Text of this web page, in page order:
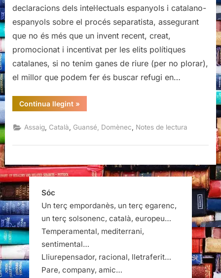
l’exili,
Guansé
declaracions dels intel·lectuals espanyols i catalano-
espanyols sobre el procés separatista, assegurant
que no és més que un invent recent, creat,
promocionat i incentivat per les elits polítiques
catalanes, si no tenim ganes de riure (per no plorar),
el millor que podem fer és buscar refugi en…
Continua llegint“Catalunya
a
Domènec
Guansé”
»
Assaig Català Guansé, Domènec Notes de lectura
Sóc
Un terç empordanès, un terç egarenc,
un terç solsonenc, català, europeu…
Temperamental, mediterrani,
sentimental…
Lliurepensador, racional, lletraferit…
Pare, company, amic…